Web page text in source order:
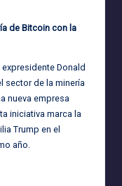
de Bitcoin con la
expresidente Donald
sector de la minería
nueva empresa
iniciativa marca la
Trump en el
año.